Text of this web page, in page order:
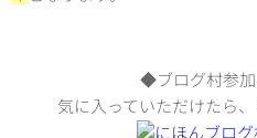
◆ブログ村参
気に入っていただけたら